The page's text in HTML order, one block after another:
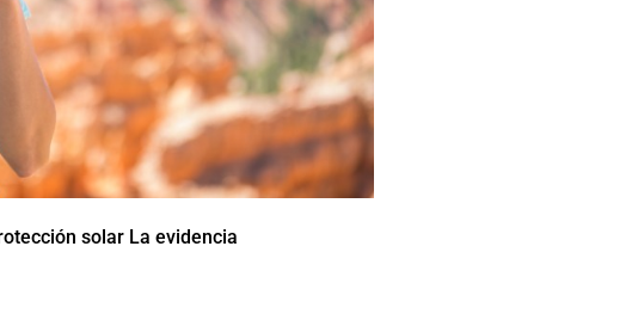
solar La evidencia